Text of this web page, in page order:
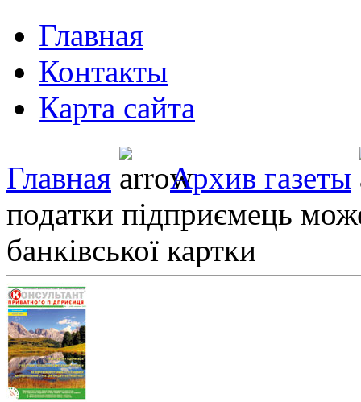
Главная
Контакты
Карта сайта
Главная
Архив газеты
податки підприємець
банківської картки